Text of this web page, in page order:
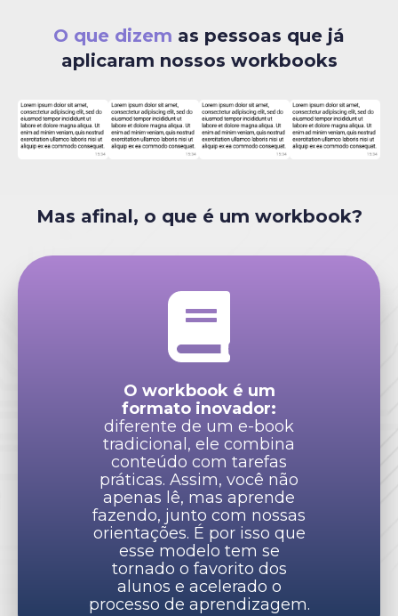
O que dizem as pessoas que já
aplicaram nossos workbooks
Mas afinal, o que é um workbook?
O workbook é um
formato inovador:
diferente de um e-book
tradicional, ele combina
conteúdo com tarefas
práticas. Assim, você não
apenas lê, mas aprende
fazendo, junto com nossas
orientações. É por isso que
esse modelo tem se
tornado o favorito dos
alunos e acelerado o
processo de aprendizagem.